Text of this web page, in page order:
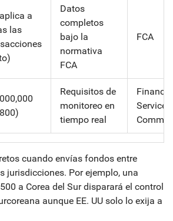
a
las
Datos
completos
bajo la
normativa
FCA
FCA
Requisitos de
monitoreo en
tiempo real
Services
cuando envías fondos entre
jurisdicciones. Por ejemplo, una
a Corea del Sur disparará el control
aunque EE. UU solo lo exija a